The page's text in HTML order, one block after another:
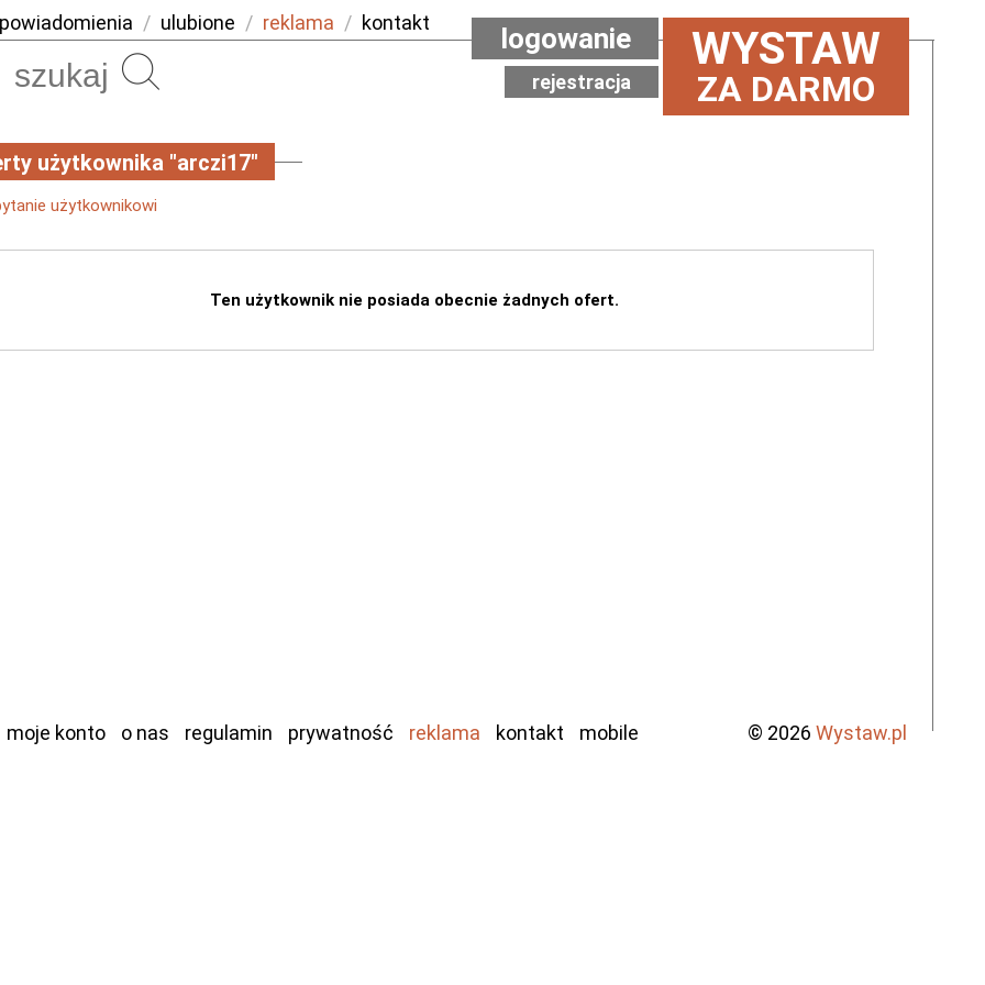
powiadomienia / ulubione / reklama / kontakt WYSTAW
ZA DARMO
logowanie
rejestracja
użytkownika "arczi17"
użytkownikowi
Ten użytkownik nie posiada obecnie żadnych ofert.
moje konto o nas regulamin prywatność reklama kontakt mobile © 2026 Wystaw.pl